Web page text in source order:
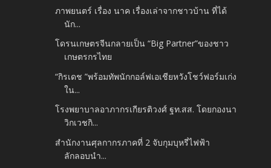
ภาพยนตร์ เรื่อง นาค เรื่องเล่าจากชาวบ้าน ที่ได้
นัก...
โดรนเกษตรจีนกลายเป็น “Big Partner”ของชาว
เกษตรกรไทย
“กิรเดช ”พร้อมทัพนักกอล์ฟเอเชียหวังโชว์ฟอร์มเก่ง
ใน...
โรงพยาบาลอาภากรเกียรติวงศ์ ฐท.สส. โดยกองนา
วิกเวชกิ...
สำนักงานศุลกากรภาคที่ 2 จับกุมบุหรี่ไฟฟ้า
ลักลอบนำ...